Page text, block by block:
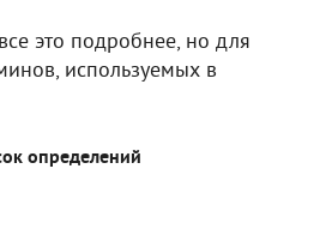
это подробнее, но для
используемых в
определений